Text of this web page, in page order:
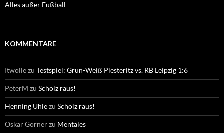
Alles außer Fußball
KOMMENTARE
Itwollezu Testspiel: Grün-Weiß Piesteritz vs. RB Leipzig 1:6
PeterM zu Scholz raus!
Henning Uhlezu Scholz raus!
Oskar Görnerzu Mentales